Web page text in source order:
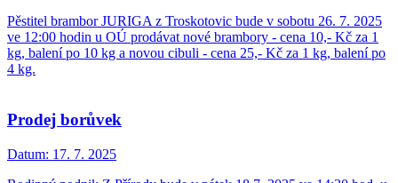
Pěstitel brambor JURIGA z Troskotovic bude v sobotu 26. 7. 2025
ve 12:00 hodin u OÚ prodávat nové brambory - cena 10,- Kč za 1
kg, balení po 10 kg a novou cibuli - cena 25,- Kč za 1 kg, balení po
4 kg.
Prodej borůvek
Datum: 17. 7. 2025